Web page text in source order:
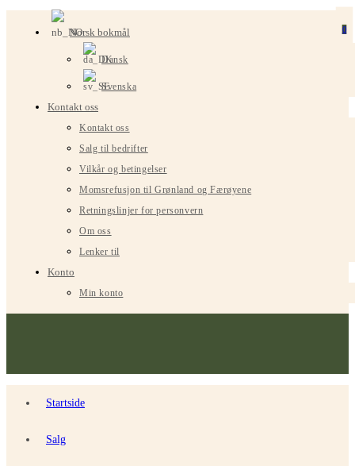
Norsk bokmål
Dansk
Svenska
Kontakt oss
Kontakt oss
Salg til bedrifter
Vilkår og betingelser
Momsrefusjon til Grønland og Færøyene
Retningslinjer for personvern
Om oss
Lenker til
Konto
Min konto
Startside
Salg
0